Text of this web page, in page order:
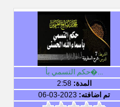
حكم التسمي بأ�...
المدة: 2:58
تم اضافته: